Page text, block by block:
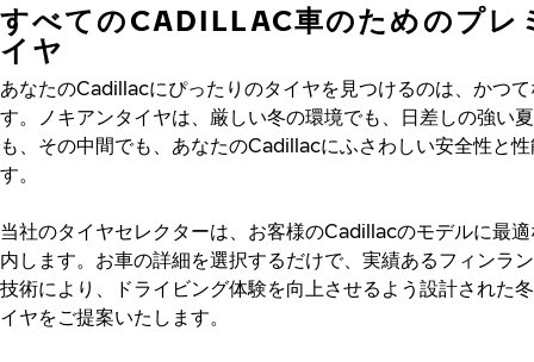
すべてのCADILLAC車のためのプレ
イヤ
あなたのCadillacにぴったりのタイヤを見つけるのは、かつ
す。ノキアンタイヤは、厳しい冬の環境でも、日差しの強い
も、その中間でも、あなたのCadillacにふさわしい安全性と
す。
当社のタイヤセレクターは、お客様のCadillacのモデルに最
内します。お車の詳細を選択するだけで、実績あるフィンラ
技術により、ドライビング体験を向上させるよう設計された
イヤをご提案いたします。